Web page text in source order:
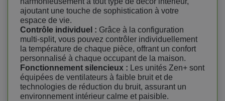
ajoutant une touche de sophistication à votre
espace de vie.
Contrôle individuel : Grâce à la configuration
multi-split, vous pouvez contrôler individuellement
la température de chaque pièce, offrant un confort
personnalisé à chaque occupant de la maison.
Fonctionnement silencieux : Les unités Zen+ sont
équipées de ventilateurs à faible bruit et de
technologies de réduction du bruit, assurant un
environnement intérieur calme et paisible.